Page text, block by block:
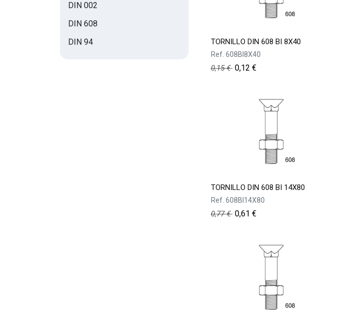
DIN 002
DIN 608
DIN 94
TORNILLO DIN 608 BI 8X40
Ref. 608BI8X40
0,15€ 0,12 €
TORNILLO DIN 608 BI 14X80
Ref. 608BI14X80
0,77€ 0,61 €